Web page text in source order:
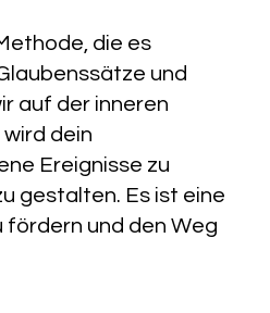
die es
und
auf der inneren
wird dein
Ereignisse zu
gestalten. Es ist eine
und den Weg